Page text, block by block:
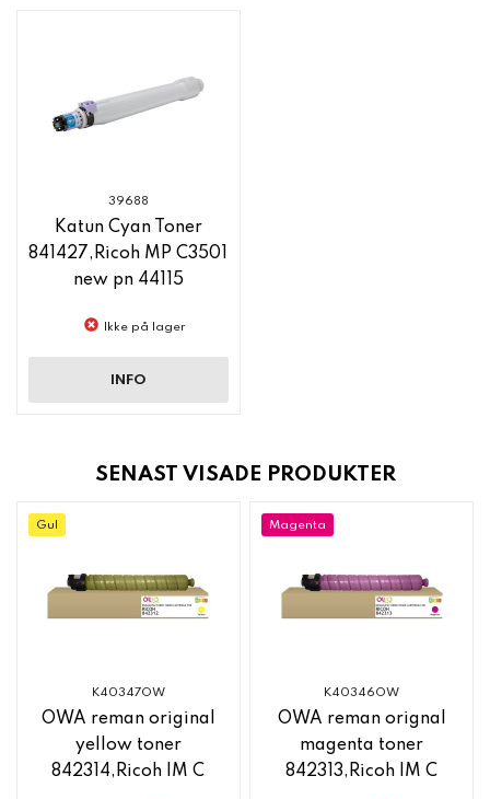
39688
Katun Cyan Toner
841427,Ricoh MP C3501
new pn 44115
Ikke på lager
INFO
SENAST VISADE PRODUKTER
Gul
K40347OW
OWA reman original
yellow toner
842314,Ricoh IM C
Magenta
K40346OW
OWA reman orignal
magenta toner
842313,Ricoh IM C